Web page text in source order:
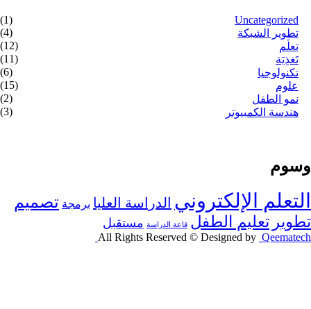
Uncategorized
(1)
تطوير الشبكة
(4)
تعلُّم
(12)
تَغذِيَة
(11)
تكنولوجيا
(6)
علوم
(15)
نمو الطفل
(2)
هندسة الكمبيوتر
(3)
وسوم
التعلم الإلكتروني الدراسة العليا برمجة تصميم
تطوير تعليم الطفل قاعة الدراسة مستقبل
All Rights Reserved © Designed by Qeematech